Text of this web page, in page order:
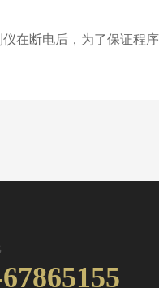
断电后，为了保证程序